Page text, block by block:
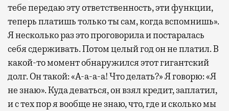
тебе передаю эту ответственность, эти функции,
теперь платишь только ты сам, когда вспомнишь».
Я несколько раз это проговорила и постаралась
себя сдерживать. Потом целый год он не платил. В
какой-то момент обнаружился этот гигантский
долг. Он такой: «А-а-а-а! Что делать?» Я говорю: «Я
не знаю». Куда деваться, он взял кредит, заплатил,
и с тех пор я вообще не знаю, что, где и сколько мы